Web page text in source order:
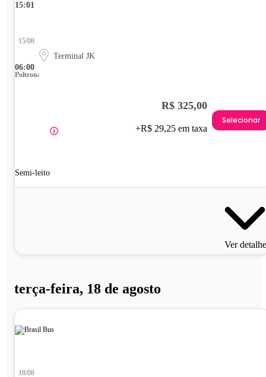
15:01
06:00
15/08
Terminal JK
Poltrona
Semi-leito
R$ 325,00
+R$ 29,25 em taxa
Selecionar
Ver
terça-feira, 18 de agosto
18/08